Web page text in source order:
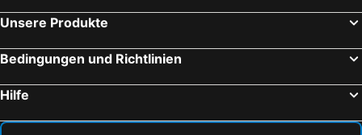
Unsere Produkte
Bedingungen und Richtlinien
Hilfe